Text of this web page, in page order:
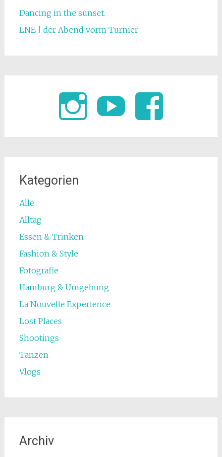
Dancing in the sunset.
LNE | der Abend vorm Turnier
Kategorien
Alle
Alltag
Essen & Trinken
Fashion & Style
Fotografie
Hamburg & Umgebung
La Nouvelle Experience
Lost Places
Shootings
Tanzen
Vlogs
Archiv